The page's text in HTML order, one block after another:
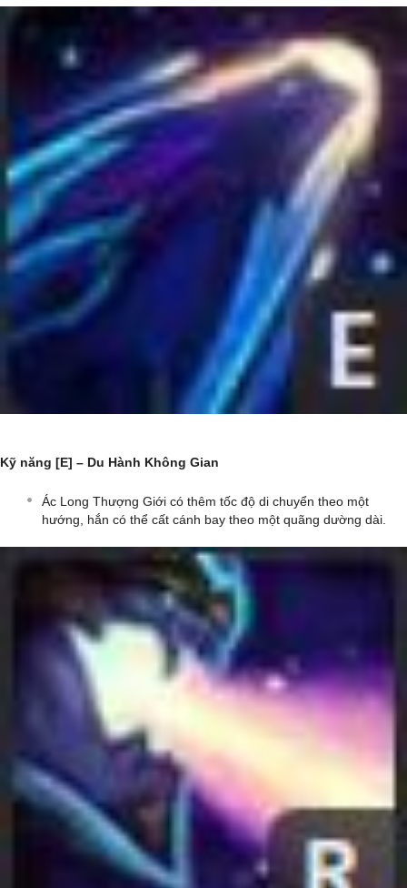
Kỹ năng [E] – Du Hành Không Gian
Ác Long Thượng Giới có thêm tốc độ di chuyển theo một
hướng, hắn có thể cất cánh bay theo một quãng dường dài.